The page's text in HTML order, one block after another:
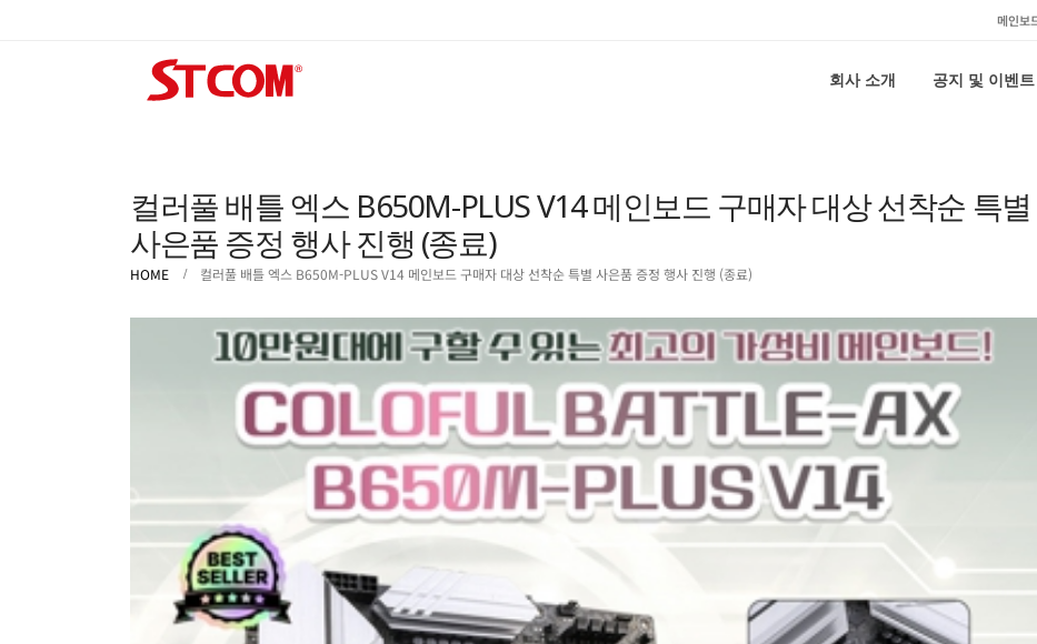
메인보
회사 소개 공지 및 이벤트
컬러풀 배틀 엑스 B650M-PLUS V14 메인보드 구매자 대상 선착순 특별
사은품 증정 행사 진행 (종료)
HOME 컬러풀 배틀 엑스 B650M-PLUS V14 메인보드 구매자 대상 선착순 특별 사은품 증정 행사 진행 (종료)